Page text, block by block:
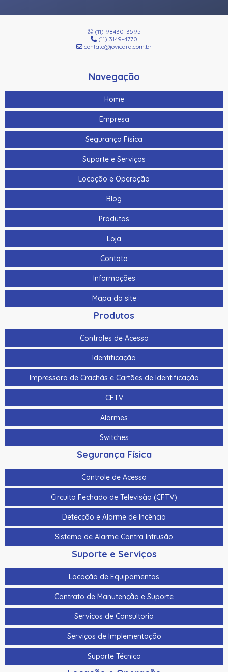
(11) 98430-3595
(11) 3149-4770
contato@jovicard.com.br
Navegação
Home
Empresa
Segurança Física
Suporte e Serviços
Locação e Operação
Blog
Produtos
Loja
Contato
Informações
Mapa do site
Produtos
Controles de Acesso
Identificação
Impressora de Crachás e Cartões de Identificação
CFTV
Alarmes
Switches
Segurança Física
Controle de Acesso
Circuito Fechado de Televisão (CFTV)
Detecção e Alarme de Incêncio
Sistema de Alarme Contra Intrusão
Suporte e Serviços
Locação de Equipamentos
Contrato de Manutenção e Suporte
Serviços de Consultoria
Serviços de Implementação
Suporte Técnico